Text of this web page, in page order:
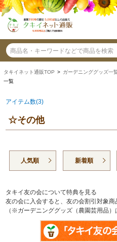
タキイネット通販TOP > ガーデニンググッズ一
一覧
アイテム数(3)
☆その他
人気順 新着順
タキイ友の会について特典を見る
友の会に入会すると、友の会割引対象商
（※ガーデニンググッズ（農園芸用品）